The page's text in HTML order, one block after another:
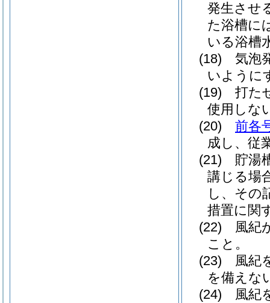
発生させ
た浴槽に
いる浴槽
(18)
気泡
いように
(19)
打た
使用しな
(20)
前各
成し、従
(21)
貯湯
講じる場
し、その
措置に関
(22)
風紀
こと。
(23)
風紀
を備えな
(24)
風紀